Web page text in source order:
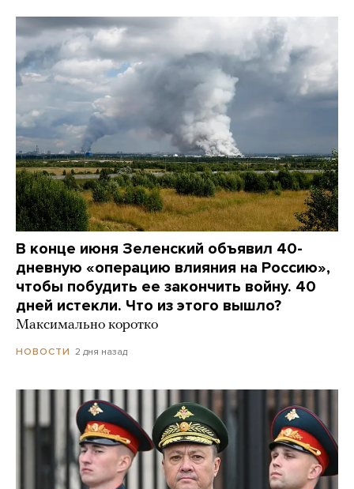
В конце июня Зеленский объявил 40-
дневную «операцию влияния на Россию»,
чтобы побудить ее закончить войну. 40
дней истекли. Что из этого вышло?
Максимально коротко
НОВОСТИ 2 дня назад